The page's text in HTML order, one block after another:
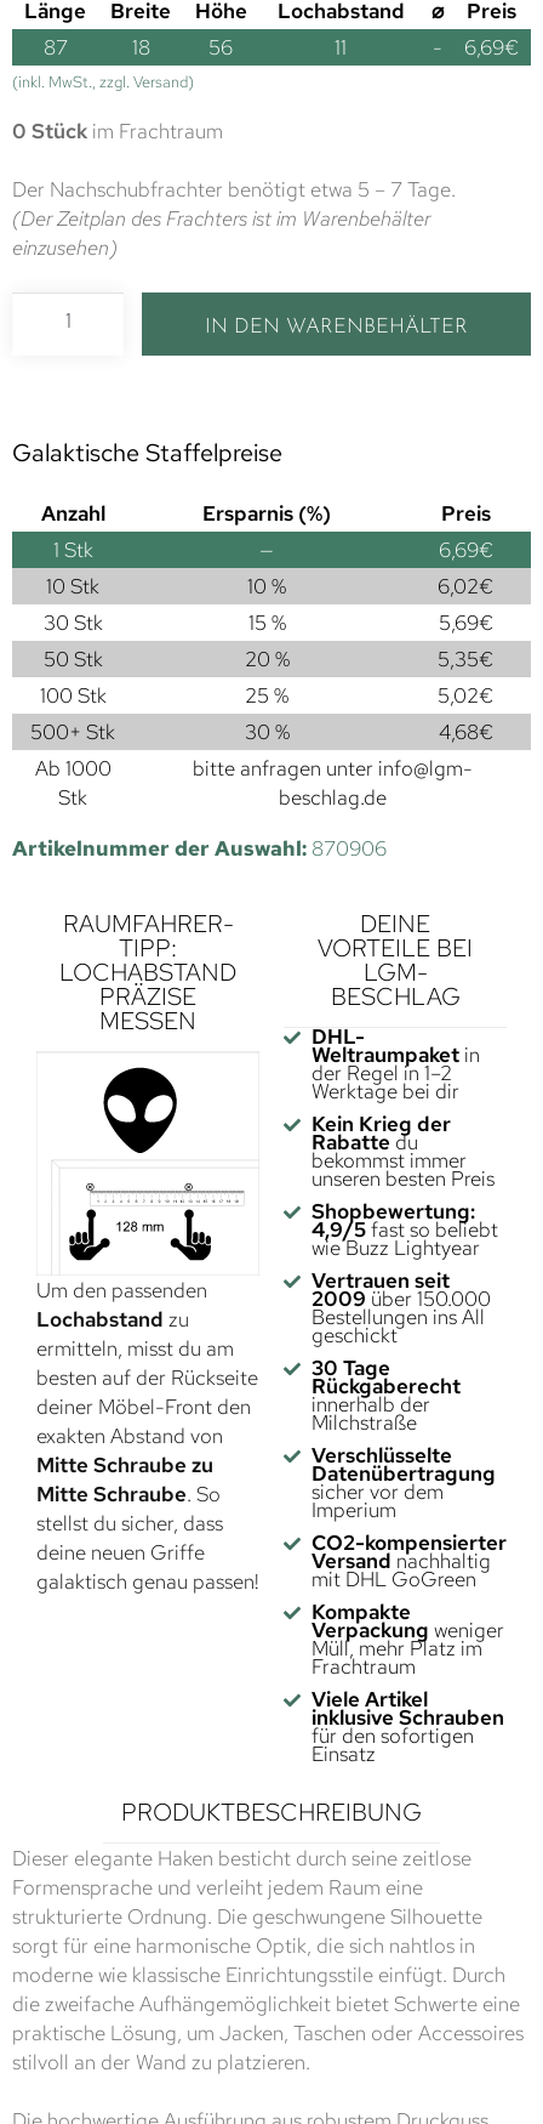
Länge Breite Höhe Lochabstand ⌀
Preis
87
18 56 11 - 6,69€
(inkl. MwSt., zzgl. Versand)
0 Stück im Frachtraum
Der Nachschubfrachter benötigt etwa 5 – 7 Tage.
(Der Zeitplan des Frachters ist im Warenbehälter
einzusehen)
IN DEN WARENBEHÄLTER
Galaktische Staffelpreise
Anzahl Ersparnis (%)
Preis
1 Stk — 6,69€
10 Stk
10 % 6,02€
30 Stk
15 % 5,69€
50 Stk
20 % 5,35€
100 Stk
25 % 5,02€
500+ Stk
30 % 4,68€
Ab 1000
Stk
bitte anfragen unter info@lgm-
beschlag.de
Artikelnummer der Auswahl: 870906
RAUMFAHRER-
TIPP:
LOCHABSTAND
PRÄZISE
MESSEN
Um den passenden
Lochabstand zu
ermitteln, misst du am
besten auf der Rückseite
deiner Möbel-Front den
exakten Abstand von
Mitte Schraube zu
Mitte Schraube. So
stellst du sicher, dass
deine neuen Griffe
galaktisch genau passen!
DEINE
VORTEILE BEI
LGM-
BESCHLAG
DHL-
Weltraumpaketin
der Regel in 1–2
Werktage bei dir
Kein Krieg der
Rabatte du
bekommst immer
unseren besten Preis
Shopbewertung:
4,9/5fast so beliebt
wie Buzz Lightyear
Vertrauen seit
2009 über 150.000
Bestellungen ins All
geschickt
30 Tage
Rückgaberecht
innerhalb der
Milchstraße
Verschlüsselte
Datenübertragung
sicher vor dem
Imperium
CO2-kompensierter
Versand nachhaltig
mit DHL GoGreen
Kompakte
Verpackung weniger
Müll, mehr Platz im
Frachtraum
Viele Artikel
inklusive Schrauben
für den sofortigen
Einsatz
PRODUKTBESCHREIBUNG
Dieser elegante Haken besticht durch seine zeitlose
Formensprache und verleiht jedem Raum eine
strukturierte Ordnung. Die geschwungene Silhouette
sorgt für eine harmonische Optik, die sich nahtlos in
moderne wie klassische Einrichtungsstile einfügt. Durch
die zweifache Aufhängemöglichkeit bietet Schwerte eine
praktische Lösung, um Jacken, Taschen oder Accessoires
stilvoll an der Wand zu platzieren.